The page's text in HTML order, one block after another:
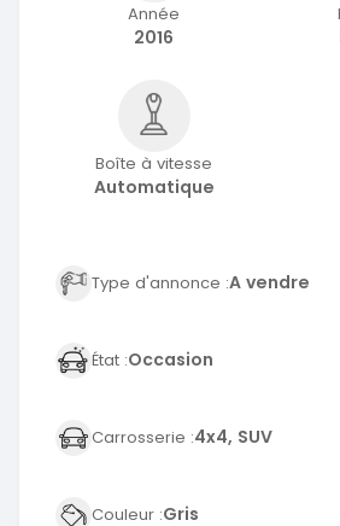
Année
2016
Boîte à vitesse
Automatique
Type d'annonce :A vendre
État :Occasion
Carrosserie :4x4, SUV
Couleur :Gris